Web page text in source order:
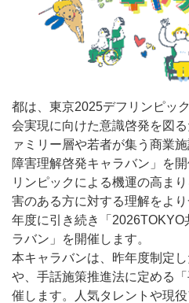
都は、東京2025デフリンピッ
会実現に向けた意識啓発を図
ァミリー層や若者が集う商業
障害理解啓発キャラバン」を
リンピックによる機運の高ま
害のある方に対する理解をよ
年度に引き続き「2026TOKYO
ラバン」を開催します。
本キャラバンは、昨年度制定し
や、手話施策推進法に定める
催します。人気タレントや現